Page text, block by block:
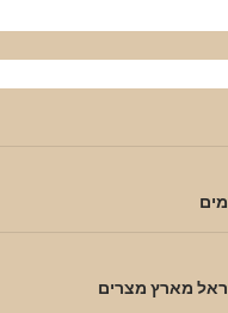
מארץ מצרים